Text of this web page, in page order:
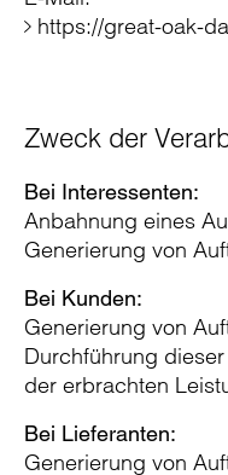
https://great-oak-
Zweck der
Bei Interessenten:
Anbahnung eines
Generierung von
Bei Kunden:
Generierung von
Durchführung
der erbrachten
Bei Lieferanten:
Generierung von